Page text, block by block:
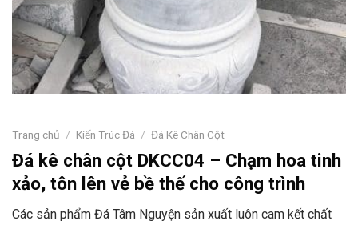
Trang chủ / Kiến Trúc Đá / Đá Kê Chân Cột
Đá kê chân cột DKCC04 – Chạm hoa tinh
xảo, tôn lên vẻ bề thế cho công trình
Các sản phẩm Đá Tâm Nguyện sản xuất luôn cam kết chất